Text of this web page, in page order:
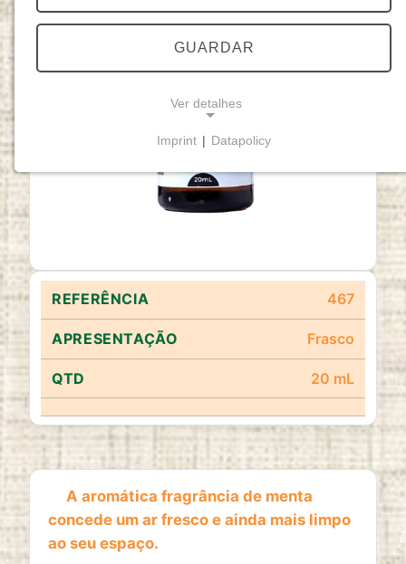
467
Frasco
20 mL
A aromática fragrância de menta
concede um ar fresco e ainda mais limpo
ao seu espaço.
GUARDAR
Ver detalhes
Cookies necessáriospermitem funcionalidades
básicas e são essenciais para o funcionamento
Cookie Consent
Name:
Purpose:
Este cookie armazena as opções de
consentimento selecionadas pelo utilizador.
Cookie duration:
ESTATISTICAS
Cookies de estatísticas
Imprint | Datapolicy